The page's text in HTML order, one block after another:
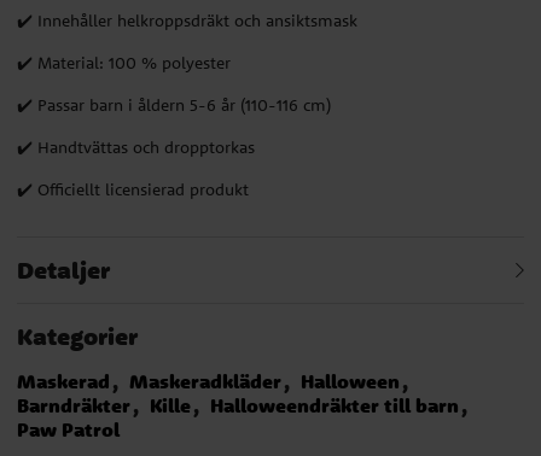
✔️ Innehåller helkroppsdräkt och ansiktsmask
✔️ Material: 100 % polyester
✔️ Passar barn i åldern 5-6 år (110-116 cm)
✔️ Handtvättas och dropptorkas
✔️ Officiellt licensierad produkt
Detaljer
Kategorier
Maskerad Maskeradkläder
Halloween
Barndräkter
Kille
Halloweendräkter till barn
Paw Patrol